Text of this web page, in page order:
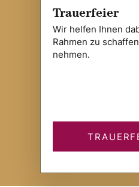
Trauerfeier
Wir helfen Ihnen
Rahmen zu
nehmen.